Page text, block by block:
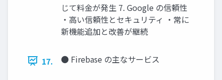
じて料金が発生 7. Google の信頼性
・高い信頼性とセキュリティ ・常に
新機能追加と改善が継続
17. ● Firebase の主なサービス